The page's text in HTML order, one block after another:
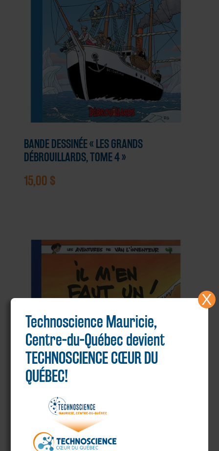
BANDE DESSINÉE « LES GRANDS
DÉBROUILLARDS, TOME 4 »
15,00 $
Technoscience Mauricie,
Centre-du-Québec devient
TECHNOSCIENCE CŒUR DU
QUÉBEC!
X